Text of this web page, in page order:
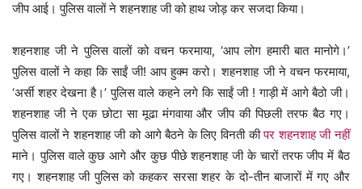
जीप आई। पुलिस वालों ने शहनशाह जी को हाथ जोड़ कर सजदा किया।
शहनशाह जी ने पुलिस वालों को वचन फरमाया, ‘आप लोग हमारी बात मानोगे।’
पुलिस वालों ने कहा कि साईं जी! आप हुक्म करो। शहनशाह जी ने वचन फरमाया,
‘अर्सी शहर देखना है।’ पुलिस वाले कहने लगे कि साईं जी ! गाड़ी में आगे बैठो जी।
शहनशाह जी ने एक छोटा सा मूढा मंगवाया और जीप की पिछली तरफ बैठ गए।
पुलिस वालों ने शहनशाह जी को आगे बैठने के लिए विनती कीपर शहनशाह जी नहीं
माने। पुलिस वाले कुछ आगे और कुछ पीछे शहनशाह जी के चारों तरफ जीप में बैठ
गए। शहनशाह जी पुलिस को कहकर सरसा शहर के दो-तीन बाजारों में गए और